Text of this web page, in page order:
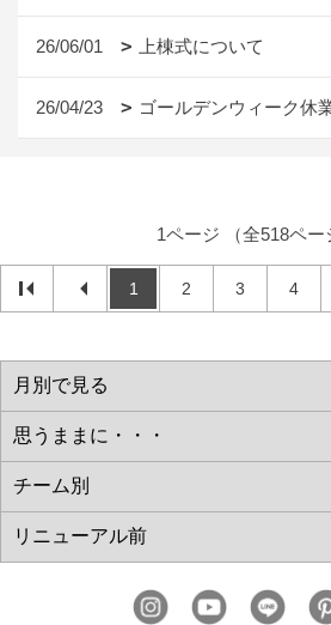
26/06/01 上棟式について
26/04/23 ゴールデンウィーク休
1ページ （全518ペー
1 2 3 4